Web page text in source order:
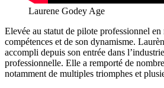
Laurene Godey Age
Elevée au statut de pilote professionnel en
compétences et de son dynamisme.
accompli depuis son entrée dans
professionnelle. Elle a remporté de
notamment de multiples triomphes et